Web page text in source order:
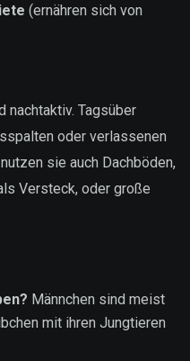
(ernähren sich von
nachtaktiv. Tagsüber
oder verlassenen
sie auch Dachböden,
Versteck, oder große
Männchen sind meist
mit ihren Jungtieren